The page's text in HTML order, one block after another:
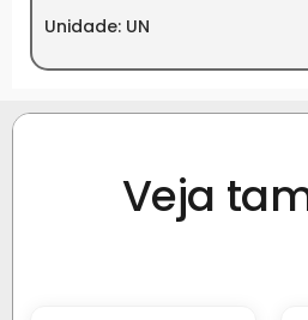
Unidade: UN
Veja